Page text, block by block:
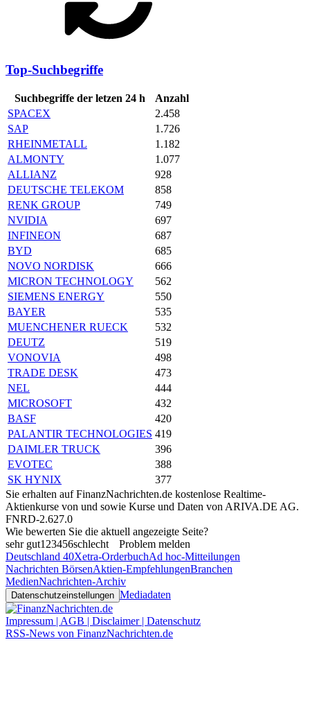
Top-Suchbegriffe
Suchbegriffe der letzen 24 h
Anzahl
SPACEX
2.458
SAP
1.726
RHEINMETALL
1.182
ALMONTY
1.077
ALLIANZ
928
DEUTSCHE TELEKOM
858
RENK GROUP
749
NVIDIA
697
INFINEON
687
BYD
685
NOVO NORDISK
666
MICRON TECHNOLOGY
562
SIEMENS ENERGY
550
BAYER
535
MUENCHENER RUECK
532
DEUTZ
519
VONOVIA
498
TRADE DESK
473
NEL
444
MICROSOFT
432
BASF
420
PALANTIR TECHNOLOGIES 419
DAIMLER TRUCK
396
EVOTEC
388
SK HYNIX
377
Sie erhalten auf FinanzNachrichten.de kostenlose Realtime-
Aktienkurse von und sowie Kurse und Daten von ARIVA.DE AG.
FNRD-2.627.0
Wie bewerten Sie die aktuell angezeigte Seite?
sehr gut1 23456schlecht
Problem melden
Deutschland 40Xetra-OrderbuchAd hoc-Mitteilungen
Nachrichten BörsenAktien-EmpfehlungenBranchen
MedienNachrichten-Archiv
Datenschutzeinstellungen Mediadaten
Impressum | AGB | Disclaimer | Datenschutz
RSS-News von FinanzNachrichten.de